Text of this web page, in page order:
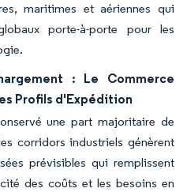
maritimes et aériennes qui
porte-à-porte pour les
: Le Commerce
Profils d'Expédition
une part majoritaire de
corridors industriels génèrent
prévisibles qui remplissent
des coûts et les besoins en